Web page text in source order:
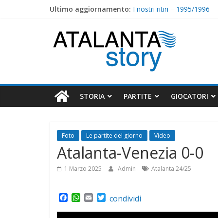
Ultimo aggiornamento: I nostri ritiri – 1995/1996
I nostri ritiri – 1996/1997
1997/1998 : Caccia e
1996/1997 : Il potere del trio
Atalanta
STORIA PARTITE GIOCATORI
Foto Le partite del giorno Video
Atalanta-Venezia 0-0
1 Marzo 2025 Admin Atalanta 24/25
c
W
a
E
a
T
i
condividi